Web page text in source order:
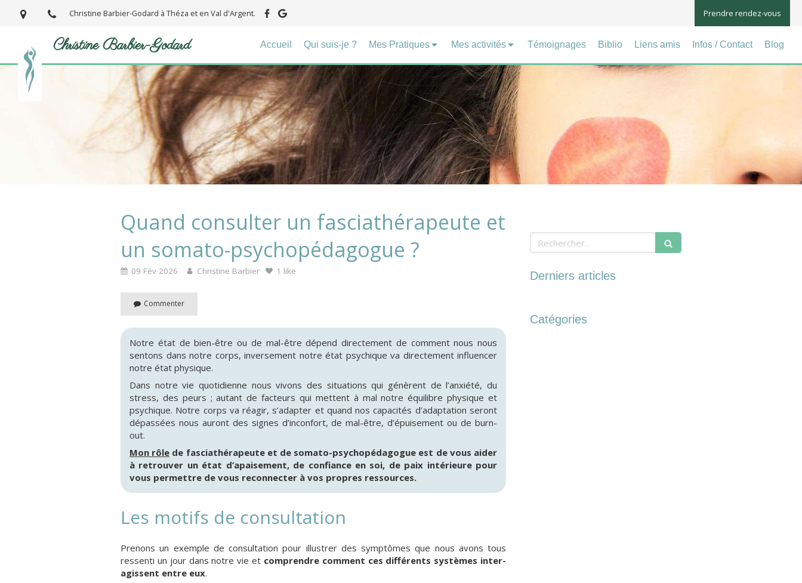
Christine Barbier-Godard à Théza et en Val d'Argent. Prendre rendez-vous
Accueil Qui suis-je ? Mes Pratiques Mes activités Témoignages Biblio Liens amis Infos / Contact Blog
Christine Barbier-Godard
Quand consulter un fasciathérapeute et
un somato-psychopédagogue ?
09 Fév 2026 Christine Barbier 1 like
Commenter
Notre état de bien-être ou de mal-être dépend directement de comment nous nous
sentons dans notre corps, inversement notre état psychique va directement influencer
notre état physique.
Dans notre vie quotidienne nous vivons des situations qui génèrent de l’anxiété, du
stress, des peurs ; autant de facteurs qui mettent à mal notre équilibre physique et
psychique. Notre corps va réagir, s’adapter et quand nos capacités d’adaptation seront
dépassées nous auront des signes d’inconfort, de mal-être, d’épuisement ou de burn-
out.
Mon rôle de fasciathérapeute et de somato-psychopédagogue est de vous aider
à retrouver un état d’apaisement, de confiance en soi, de paix intérieure pour
vous permettre de vous reconnecter à vos propres ressources.
Les motifs de consultation
Prenons un exemple de consultation pour illustrer des symptômes que nous avons tous
ressenti un jour dans notre vie et comprendre comment ces différents systèmes inter-
agissent entre eux.
Rechercher
Derniers articles
Catégories